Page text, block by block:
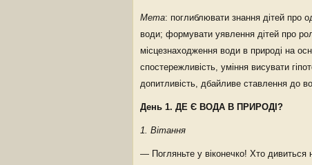
Мета: поглиблювати знання дітей про
води; формувати уявлення дітей про
місцезнаходження води в природі на
спостережливість, уміння висувати
допитливість, дбайливе ставлення до
День 1. ДЕ Є ВОДА В ПРИРОДІ?
1. Вітання
— Погляньте у віконечко! Хто дивиться